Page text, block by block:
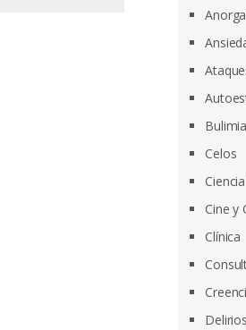
Bulimia
Celos
Cine y
Clínica
Delirios